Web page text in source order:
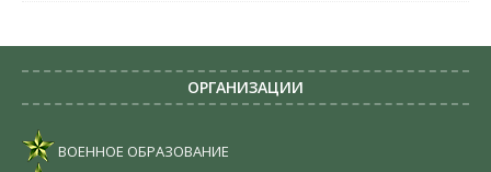
ОРГАНИЗАЦИИ
ВОЕННОЕ ОБРАЗОВАНИЕ